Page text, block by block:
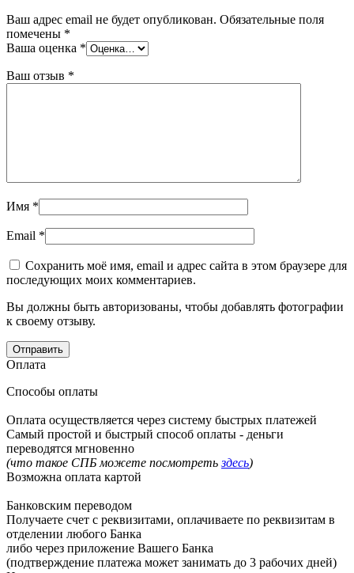
Ваш адрес email не будет опубликован. Обязательные поля
помечены *
Ваша оценка *
Ваш отзыв *
Имя *
Email *
Сохранить моё имя, email и адрес сайта в этом браузере для
последующих моих комментариев.
Вы должны быть авторизованы, чтобы добавлять фотографии
к своему отзыву.
Оплата
Способы оплаты
Оплата осуществляется через систему быстрых платежей
Самый простой и быстрый способ оплаты - деньги
переводятся мгновенно
(что такое СПБ можете посмотретьздесь)
Возможна оплата картой
Банковским переводом
Получаете счет с реквизитами, оплачиваете по реквизитам в
отделении любого Банка
либо через приложение Вашего Банка
(подтверждение платежа может занимать до 3 рабочих дней)